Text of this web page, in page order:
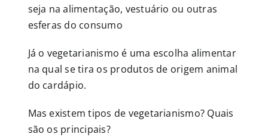
seja na alimentação, vestuário ou outras
esferas do consumo
Já o vegetarianismo é uma escolha alimentar
na qual se tira os produtos de origem animal
do cardápio.
Mas existem tipos de vegetarianismo? Quais
são os principais?